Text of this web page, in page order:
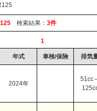
検索結果： 3件
1
年式 車検/保険 排気
2024年
51cc